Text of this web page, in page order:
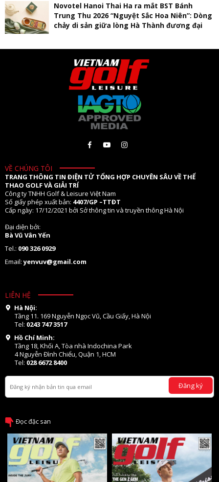
Novotel Hanoi Thai Ha ra mắt BST Bánh
Trung Thu 2026 “Nguyệt Sắc Hoa Niên”: Dòng
chảy di sản giữa lòng Hà Thành đương đại
VỀ CHÚNG TÔI
TRANG THÔNG TIN ĐIỆN TỬ TỔNG HỢP CHUYÊN SÂU VỀ THỂ
THAO GOLF VÀ GIẢI TRÍ
Công ty TNHH Golf & Leisure Việt Nam
Số giấy phép xuất bản: 4407/GP –TTĐT
Cấp ngày: 17/12/2021 bởi Sở thông tin và truyền thông Hà Nội
Đại diện bởi:
Bà Vũ Vân Yến
Tel.: 090 326 0929
Email:yenvuv@gmail.com
LIÊN HỆ
Hà Nội:
Tầng 11. 169 Nguyễn Ngọc Vũ, Cầu Giấy, Hà Nội
Tel: 0243 747 3517
Hồ Chí Minh:
Tầng 18, Khối A, Tòa nhà Indochina Park
4 Nguyễn Đình Chiểu, Quận 1, HCM
Tel: 028 6672 8400
Đăng ký
Đọc đặc san